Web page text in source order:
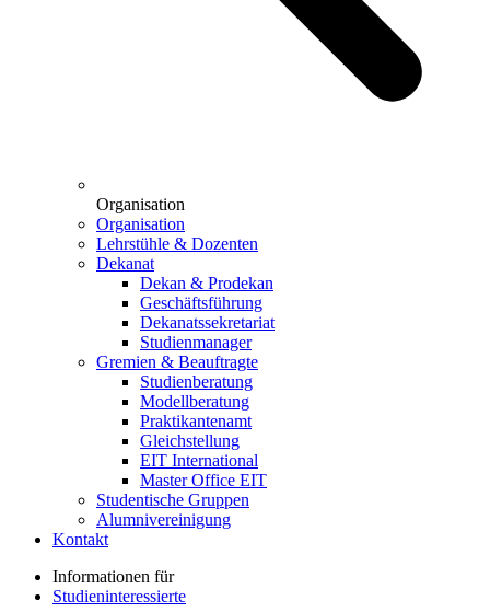
Organisation
Organisation
Lehrstühle & Dozenten
Dekanat
Dekan & Prodekan
Geschäftsführung
Dekanatssekretariat
Studienmanager
Gremien & Beauftragte
Studienberatung
Modellberatung
Praktikantenamt
Gleichstellung
EIT International
Master Office EIT
Studentische Gruppen
Alumnivereinigung
Kontakt
Informationen für
Studieninteressierte